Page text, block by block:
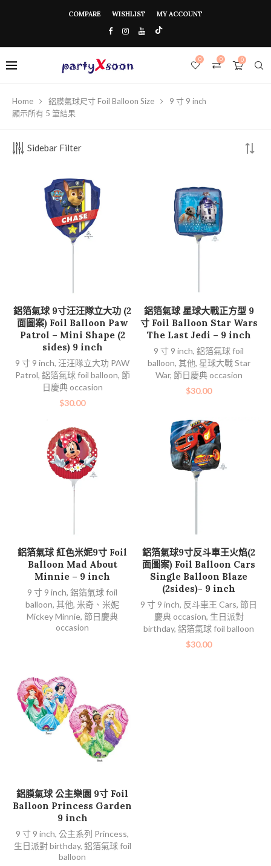
COMPARE WISHLIST MY ACCOUNT
0
0
0
Home 鋁膜氣球尺寸 Foil Balloon Size
9 寸 9 inch
顯示所有 5 筆結果
Sidebar Filter
加入購物車
鋁箔氣球 9寸汪汪隊立大功 (2
面圖案) Foil Balloon Paw
Patrol – Mini Shape (2
sides) 9 inch
9 寸 9 inch, 汪汪隊立大功 PAW
Patrol, 鋁箔氣球 foil balloon, 節
日慶典 occasion
$30.00
加入購物車
鋁箔氣球 星球大戰正方型 9
寸 Foil Balloon Star Wars
The Last Jedi – 9 inch
9 寸 9 inch, 鋁箔氣球 foil
balloon, 其他, 星球大戰 Star
War, 節日慶典 occasion
$30.00
查看內容
鋁箔氣球 紅色米妮9寸 Foil
Balloon Mad About
Minnie – 9 inch
9 寸 9 inch, 鋁箔氣球 foil
balloon, 其他, 米奇、米妮
Mickey Minnie, 節日慶典
occasion
加入購物車
鋁箔氣球9寸反斗車王火焰(2
面圖案) Foil Balloon Cars
Single Balloon Blaze
(2sides)- 9 inch
9 寸 9 inch, 反斗車王 Cars, 節日
慶典 occasion, 生日派對
birthday, 鋁箔氣球 foil balloon
$30.00
加入購物車
鋁膜氣球 公主樂園 9寸 Foil
Balloon Princess Garden
9 inch
9 寸 9 inch, 公主系列 Princess,
生日派對 birthday, 鋁箔氣球 foil
balloon